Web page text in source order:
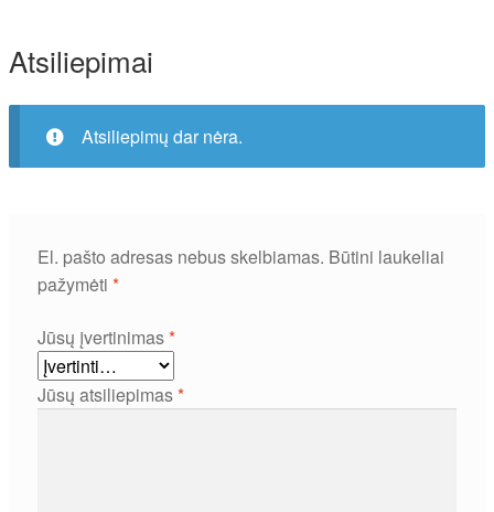
Atsiliepimai
Atsiliepimų dar nėra.
El. pašto adresas nebus skelbiamas. Būtini laukeliai
pažymėti *
Jūsų įvertinimas*
Jūsų atsiliepimas*